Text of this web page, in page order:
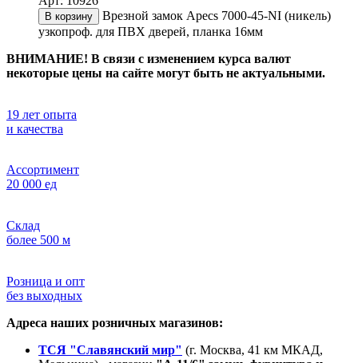
В корзину
Врезной замок Apecs 7000-45-NI (никель)
узкопроф. для ПВХ дверей, планка 16мм
ВНИМАНИЕ! В связи с изменением курса валют
некоторые цены на сайте могут быть не актуальными.
19 лет опыта
и качества
Ассортимент
20 000 ед
Склад
более 500 м
Розница и опт
без выходных
Адреса наших розничных магазинов:
ТСЯ "Славянский мир" (г. Москва, 41 км МКАД,